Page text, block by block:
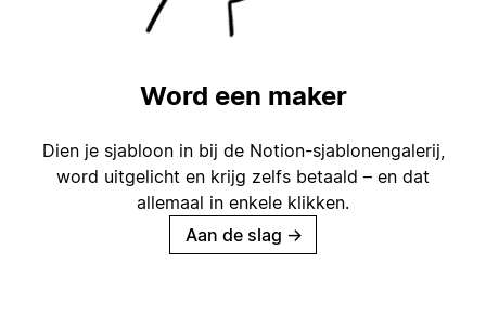
Word een maker
Dien je sjabloon in bij de Notion-sjablonengalerij,
word uitgelicht en krijg zelfs betaald – en dat
allemaal in enkele klikken.
Aan de slag →